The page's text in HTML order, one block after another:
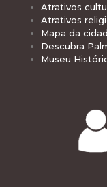
Atrativos
Atrativos
Mapa da
Descubra
Museu